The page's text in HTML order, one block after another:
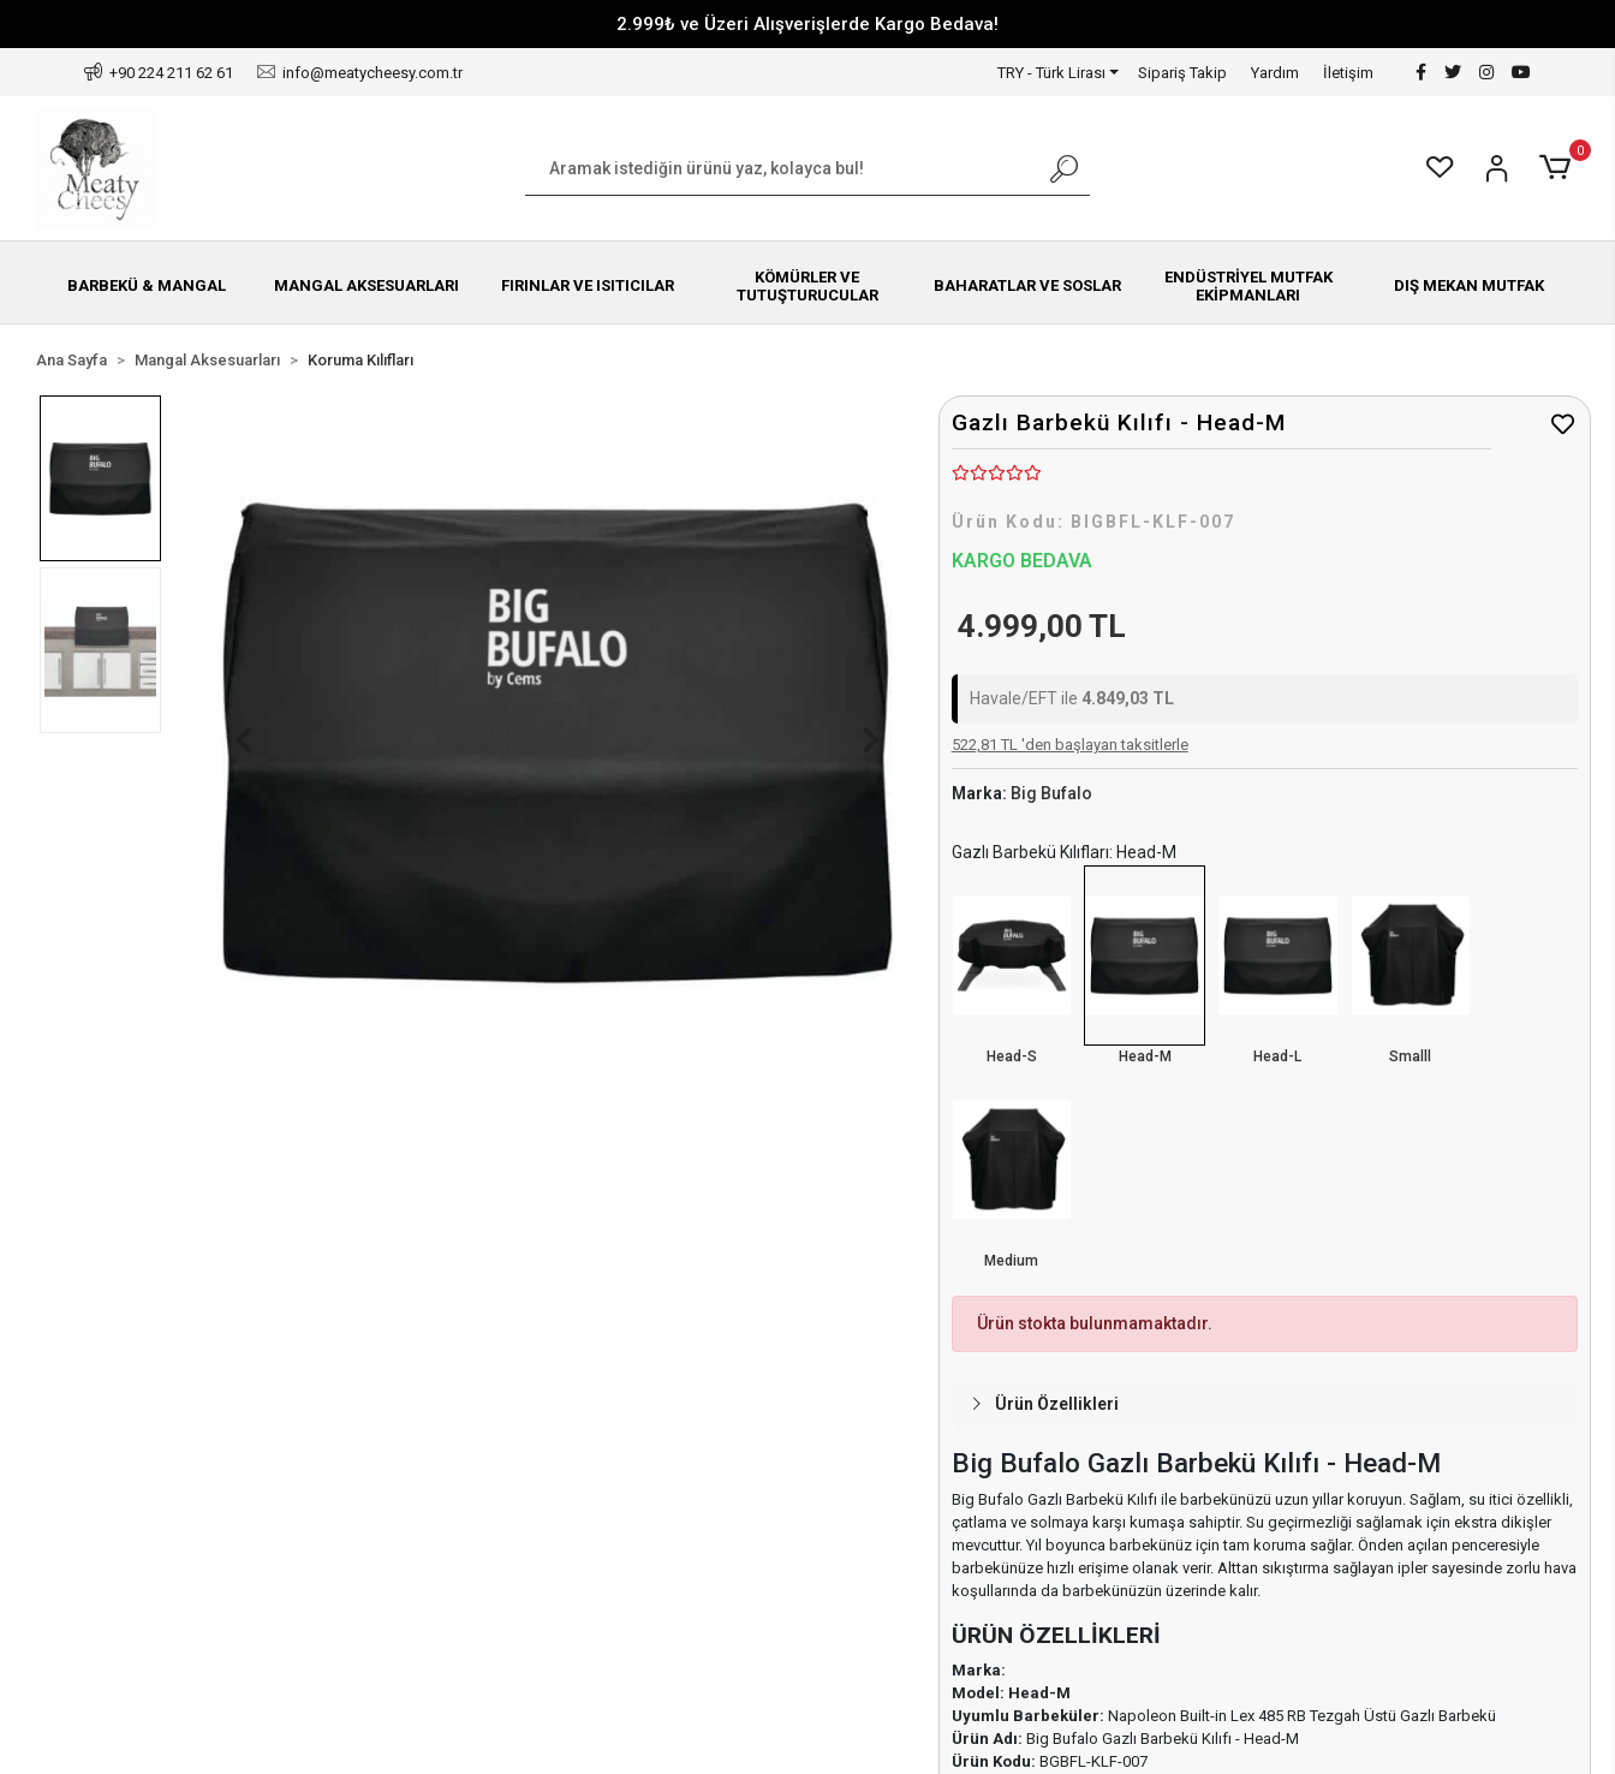
2.999₺ ve Üzeri Alışverişlerde Kargo Bedava!
+90 224 211 62 61 info@meatycheesy.com.tr TRY - Türk Lirası Sipariş Takip Yardım İletişim
0
BARBEKÜ & MANGAL MANGAL AKSESUARLARI FIRINLAR VE ISITICILAR
KÖMÜRLER VE
TUTUŞTURUCULAR
BAHARATLAR VE SOSLAR
ENDÜSTRİYEL MUTFAK
EKİPMANLARI
DIŞ MEKAN MUTFAK
Ana Sayfa Mangal Aksesuarları Koruma Kılıfları
Gazlı Barbekü Kılıfı - Head-M
Ürün Kodu: BIGBFL-KLF-007
KARGO BEDAVA
4.999,00 TL
Havale/EFT ile 4.849,03 TL
522,81 TL 'den başlayan taksitlerle
Marka: Big Bufalo
Gazlı Barbekü Kılıfları: Head-M
Head-S Head-M Head-L Smalll
Medium
Ürün stokta bulunmamaktadır.
Ürün Özellikleri
Big Bufalo Gazlı Barbekü Kılıfı - Head-M
Big Bufalo Gazlı Barbekü Kılıfı ile barbekünüzü uzun yıllar koruyun. Sağlam, su itici özellikli,
çatlama ve solmaya karşı kumaşa sahiptir. Su geçirmezliği sağlamak için ekstra dikişler
mevcuttur. Yıl boyunca barbekünüz için tam koruma sağlar. Önden açılan penceresiyle
barbekünüze hızlı erişime olanak verir. Alttan sıkıştırma sağlayan ipler sayesinde zorlu hava
koşullarında da barbekünüzün üzerinde kalır.
ÜRÜN ÖZELLİKLERİ
Marka:
Model: Head-M
Uyumlu Barbeküler: Napoleon Built-in Lex 485 RB Tezgah Üstü Gazlı Barbekü
Ürün Adı: Big Bufalo Gazlı Barbekü Kılıfı - Head-M
Ürün Kodu: BGBFL-KLF-007